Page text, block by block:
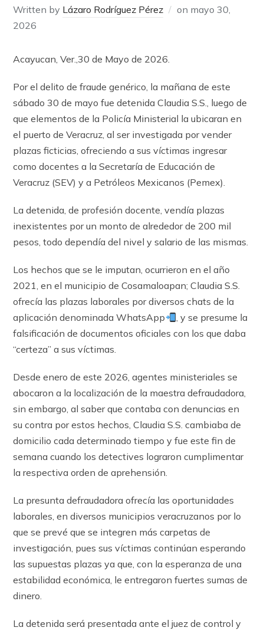
Written by Lázaro Rodríguez Pérez on mayo 30,
2026
Acayucan, Ver.,30 de Mayo de 2026.
Por el delito de fraude genérico, la mañana de este
sábado 30 de mayo fue detenida Claudia S.S., luego de
que elementos de la Policía Ministerial la ubicaran en
el puerto de Veracruz, al ser investigada por vender
plazas ficticias, ofreciendo a sus víctimas ingresar
como docentes a la Secretaría de Educación de
Veracruz (SEV) y a Petróleos Mexicanos (Pemex).
La detenida, de profesión docente, vendía plazas
inexistentes por un monto de alrededor de 200 mil
pesos, todo dependía del nivel y salario de las mismas.
Los hechos que se le imputan, ocurrieron en el año
2021, en el municipio de Cosamaloapan; Claudia S.S.
ofrecía las plazas laborales por diversos chats de la
aplicación denominada WhatsApp
, y se presume la
falsificación de documentos oficiales con los que daba
“certeza” a sus víctimas.
Desde enero de este 2026, agentes ministeriales se
abocaron a la localización de la maestra defraudadora,
sin embargo, al saber que contaba con denuncias en
su contra por estos hechos, Claudia S.S. cambiaba de
domicilio cada determinado tiempo y fue este fin de
semana cuando los detectives lograron cumplimentar
la respectiva orden de aprehensión.
La presunta defraudadora ofrecía las oportunidades
laborales, en diversos municipios veracruzanos por lo
que se prevé que se integren más carpetas de
investigación, pues sus víctimas continúan esperando
las supuestas plazas ya que, con la esperanza de una
estabilidad económica, le entregaron fuertes sumas de
dinero.
La detenida será presentada ante el juez de control y